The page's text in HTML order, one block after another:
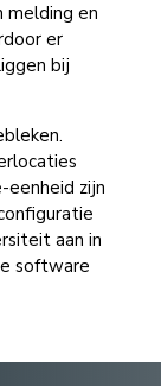
melding en
er
bij
eenheid zijn
aan in
software